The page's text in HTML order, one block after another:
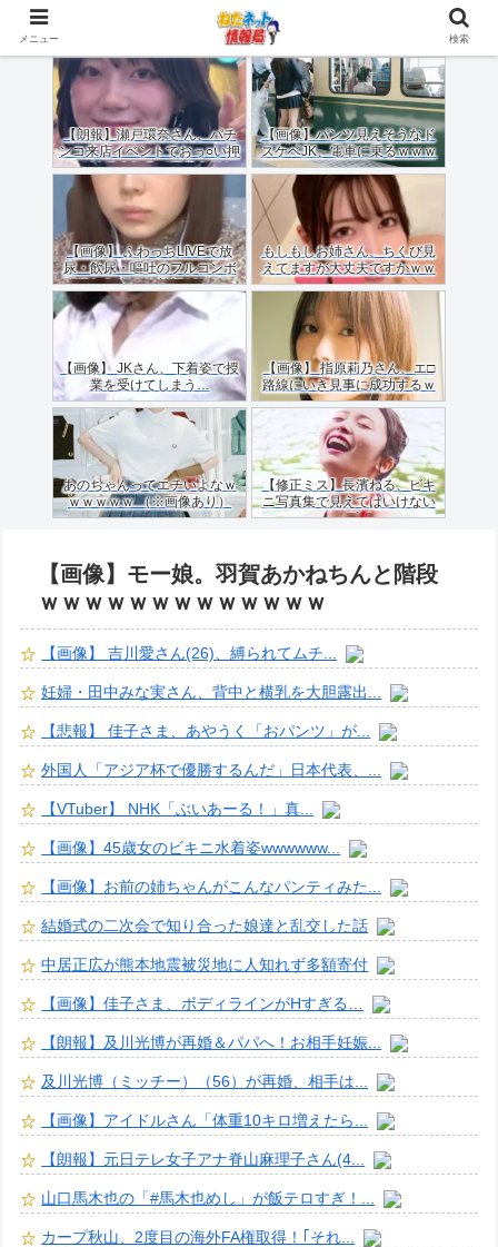
【朗報】瀬戸環奈さん、パチ
ンコ来店イベントでおっ○い押
しつけてくれる（画像あり）
【画像】パンツ見えそうなド
スケベJK、電車に乗るｗｗｗ
ｗｗｗｗｗｗｗｗｗｗｗｗ
【画像】 ふわっちLIVEで放
尿・飲尿・嘔吐のフルコンボ
配信した女のご尊顔がこちら
ｗｗｗｗ
もしもしお姉さん、ちくび見
えてますが大丈夫ですかｗｗ
ｗｗｗｗ
【画像】 JKさん、下着姿で授
業を受けてしまう…
【画像】 指原莉乃さん、エ□
路線にいき見事に成功するｗ
ｗｗ
あのちゃんってエチいよなｗ
ｗｗｗｗｗ （※画像あり）
【修正ミス】長濱ねる、ビキ
ニ写真集で見えてはいけない
ものが映る…
【画像】モー娘。羽賀あかねちんと階段
ｗｗｗｗｗｗｗｗｗｗｗｗｗ
【画像】 吉川愛さん(26)、縛られてムチ...
妊婦・田中みな実さん、背中と横乳を大胆露出...
【悲報】 佳子さま、あやうく「おパンツ」が...
外国人「アジア杯で優勝するんだ」日本代表、...
【VTuber】 NHK「ぶいあーる！」真...
【画像】45歳女のビキニ水着姿wwwwww...
【画像】お前の姉ちゃんがこんなパンティみた...
結婚式の二次会で知り合った娘達と乱交した話
中居正広が熊本地震被災地に人知れず多額寄付
【画像】佳子さま、ボディラインがHすぎる…
【朗報】及川光博が再婚＆パパへ！お相手妊娠...
及川光博（ミッチー）（56）が再婚、相手は...
【画像】アイドルさん「体重10キロ増えたら...
【朗報】元日テレ女子アナ脊山麻理子さん(4...
山口馬木也の「#馬木也めし」が飯テロすぎ！...
カープ秋山、2度目の海外FA権取得！｢それ...
メニュー 検索